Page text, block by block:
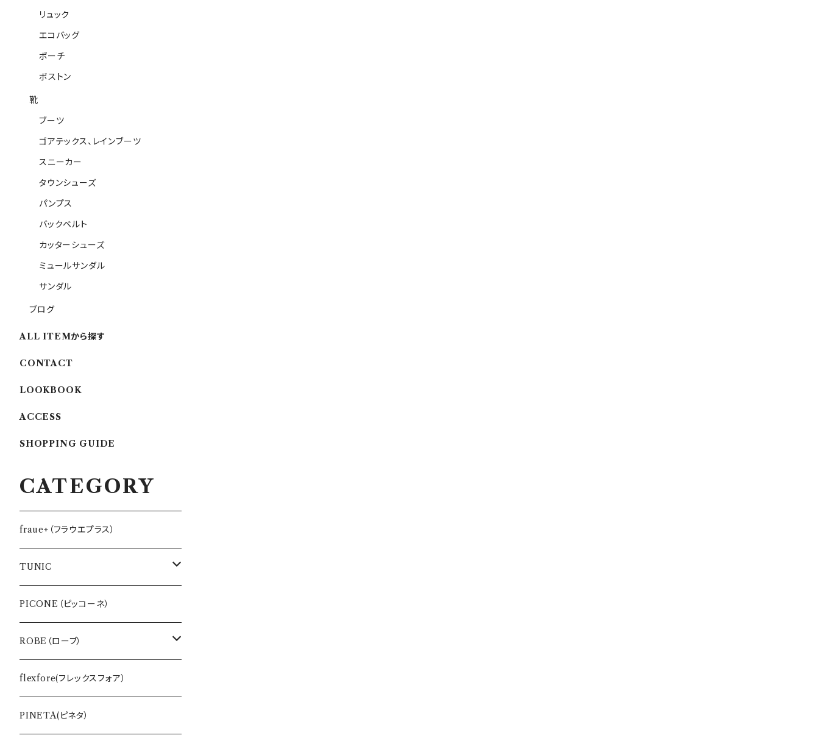
リュック
エコバッグ
ポーチ
ボストン
靴
ブーツ
ゴアテックス、レインブーツ
スニーカー
タウンシューズ
パンプス
バックベルト
カッターシューズ
ミュールサンダル
サンダル
ブログ
ALL ITEMから探す
CONTACT
LOOKBOOK
ACCESS
SHOPPING GUIDE
CATEGORY
fraue+（フラウエプラス）
TUNIC
インナー
バッグ・ポーチ
ワンピース
Tシャツ
PICONE（ピッコーネ）
ROBE（ローブ）
BLUE FRONCE
vivapresto
flexfore(フレックスフォア）
PINETA(ピネタ）